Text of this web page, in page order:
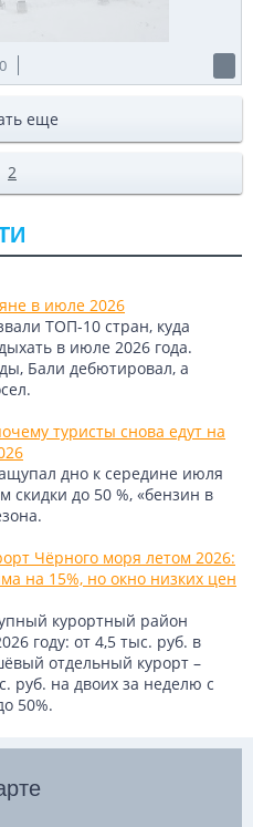
0
еще
2
в июле 2026
ТОП-10 стран, куда
в июле 2026 года.
Бали дебютировал, а
туристы снова едут на
дно к середине июля
скидки до 50 %, «бензин в
Чёрного моря летом 2026:
на 15%, но окно низких цен
курортный район
году: от 4,5 тыс. руб. в
отдельный курорт –
руб. на двоих за неделю с
50%.